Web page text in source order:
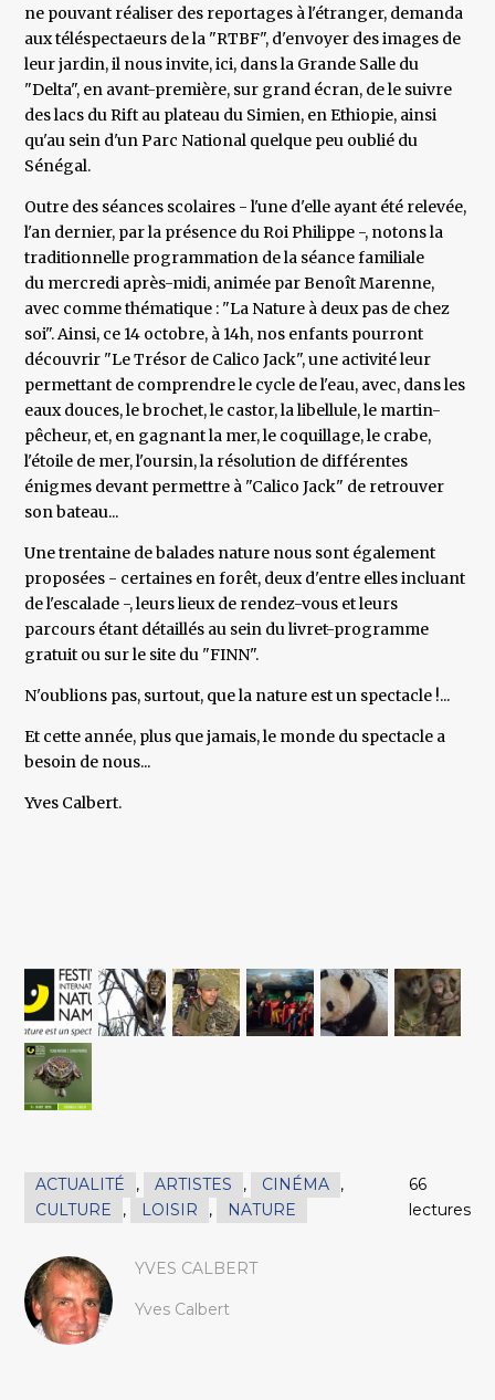
ne pouvant réaliser des reportages à l'étranger, demanda
aux téléspectaeurs de la "RTBF", d'envoyer des images de
leur jardin, il nous invite, ici, dans la Grande Salle du
"Delta", en avant-première, sur grand écran, de le suivre
des lacs du Rift au plateau du Simien, en Ethiopie, ainsi
qu'au sein d'un Parc National quelque peu oublié du
Sénégal.
Outre des séances scolaires - l'une d'elle ayant été relevée,
l'an dernier, par la présence du Roi Philippe -, notons la
traditionnelle programmation de la séance familiale
du mercredi après-midi, animée par Benoît Marenne,
avec comme thématique : "La Nature à deux pas de chez
soi". Ainsi, ce 14 octobre, à 14h, nos enfants pourront
découvrir "Le Trésor de Calico Jack", une activité leur
permettant de comprendre le cycle de l'eau, avec, dans les
eaux douces, le brochet, le castor, la libellule, le martin-
pêcheur, et, en gagnant la mer, le coquillage, le crabe,
l'étoile de mer, l'oursin, la résolution de différentes
énigmes devant permettre à "Calico Jack" de retrouver
son bateau...
Une trentaine de balades nature nous sont également
proposées - certaines en forêt, deux d'entre elles incluant
de l'escalade -, leurs lieux de rendez-vous et leurs
parcours étant détaillés au sein du livret-programme
gratuit ou sur le site du "FINN".
N'oublions pas, surtout, que la nature est un spectacle !...
Et cette année, plus que jamais, le monde du spectacle a
besoin de nous...
Yves Calbert.
ACTUALITÉ , ARTISTES , CINÉMA
,
CULTURE
, LOISIR , NATURE
66
lectures
YVES CALBERT
Yves Calbert